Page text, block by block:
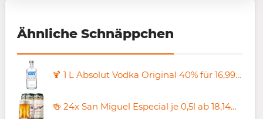
Ähnliche Schnäppchen
🍹 1 L Absolut Vodka Original 40% für 16,99€ (statt 22€)
🍻 24x San Miguel Especial je 0,5l ab 18,14€ (statt 24€) – nur 0,75€ pro Dose